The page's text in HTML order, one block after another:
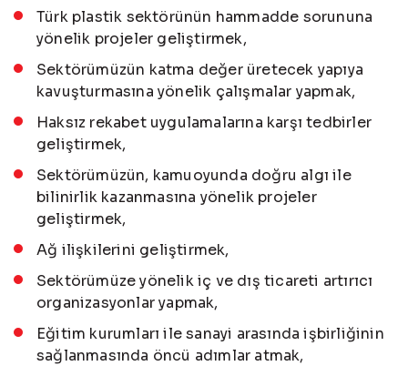
Türk plastik sektörünün hammadde sorununa
yönelik projeler geliştirmek,
Sektörümüzün katma değer üretecek yapıya
kavuşturmasına yönelik çalışmalar yapmak,
Haksız rekabet uygulamalarına karşı tedbirler
geliştirmek,
Sektörümüzün, kamuoyunda doğru algı ile
bilinirlik kazanmasına yönelik projeler
geliştirmek,
Ağ ilişkilerini geliştirmek,
Sektörümüze yönelik iç ve dış ticareti artırıcı
organizasyonlar yapmak,
Eğitim kurumları ile sanayi arasında işbirliğinin
sağlanmasında öncü adımlar atmak,